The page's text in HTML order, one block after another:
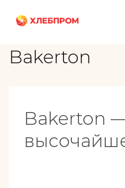
Bakerton
Bakerton